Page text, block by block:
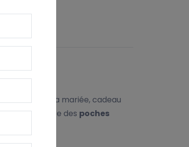
de la mariée, cadeau
genou et offre des poches